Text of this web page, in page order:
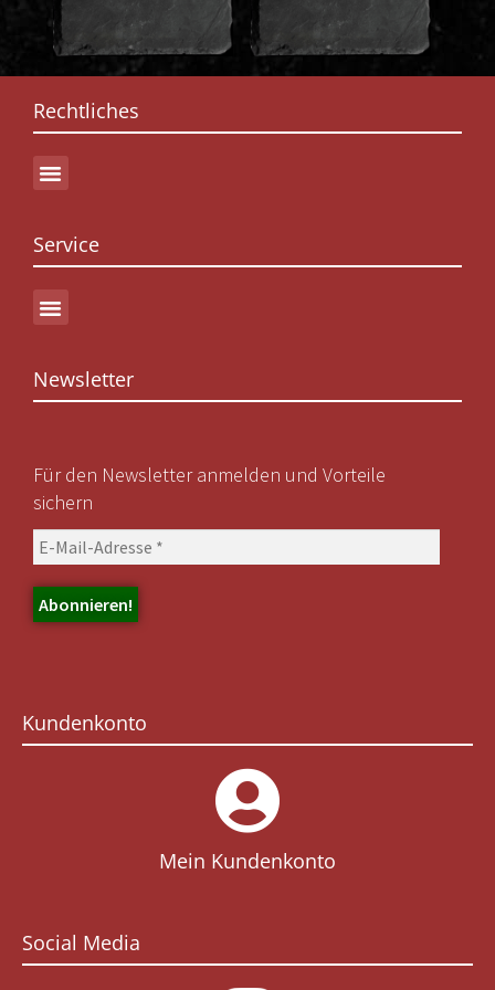
Rechtliches
Service
Newsletter
Für den Newsletter anmelden und Vorteile
sichern
Kundenkonto
Mein Kundenkonto
Social Media